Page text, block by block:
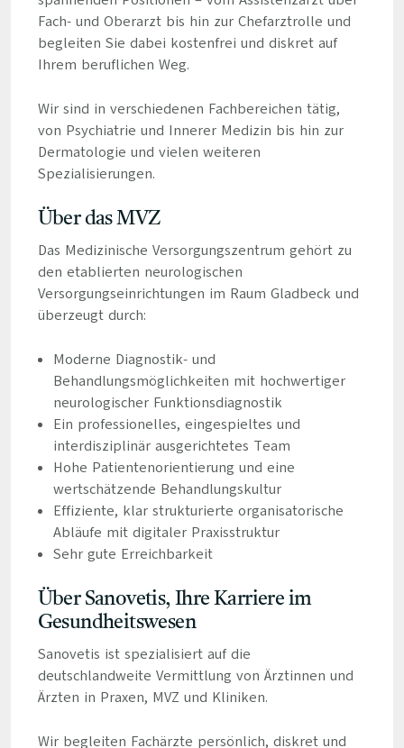
Fach- und Oberarzt bis hin zur Chefarztrolle und
begleiten Sie dabei kostenfrei und diskret auf
Ihrem beruflichen Weg.
Wir sind in verschiedenen Fachbereichen tätig,
von Psychiatrie und Innerer Medizin bis hin zur
Dermatologie und vielen weiteren
Spezialisierungen.
Über das MVZ
Das Medizinische Versorgungszentrum gehört zu
den etablierten neurologischen
Versorgungseinrichtungen im Raum Gladbeck und
überzeugt durch:
Moderne Diagnostik- und
Behandlungsmöglichkeiten mit hochwertiger
neurologischer Funktionsdiagnostik
Ein professionelles, eingespieltes und
interdisziplinär ausgerichtetes Team
Hohe Patientenorientierung und eine
wertschätzende Behandlungskultur
Effiziente, klar strukturierte organisatorische
Abläufe mit digitaler Praxisstruktur
Sehr gute Erreichbarkeit
Über Sanovetis, Ihre Karriere im
Gesundheitswesen
Sanovetis ist spezialisiert auf die
deutschlandweite Vermittlung von Ärztinnen und
Ärzten in Praxen, MVZ und Kliniken.
Wir begleiten Fachärzte persönlich, diskret und